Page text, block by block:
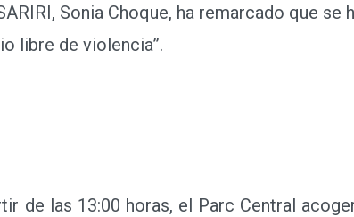
Sonia Choque, ha remarcado que
libre de violencia”.
las 13:00 horas, el Parc Central